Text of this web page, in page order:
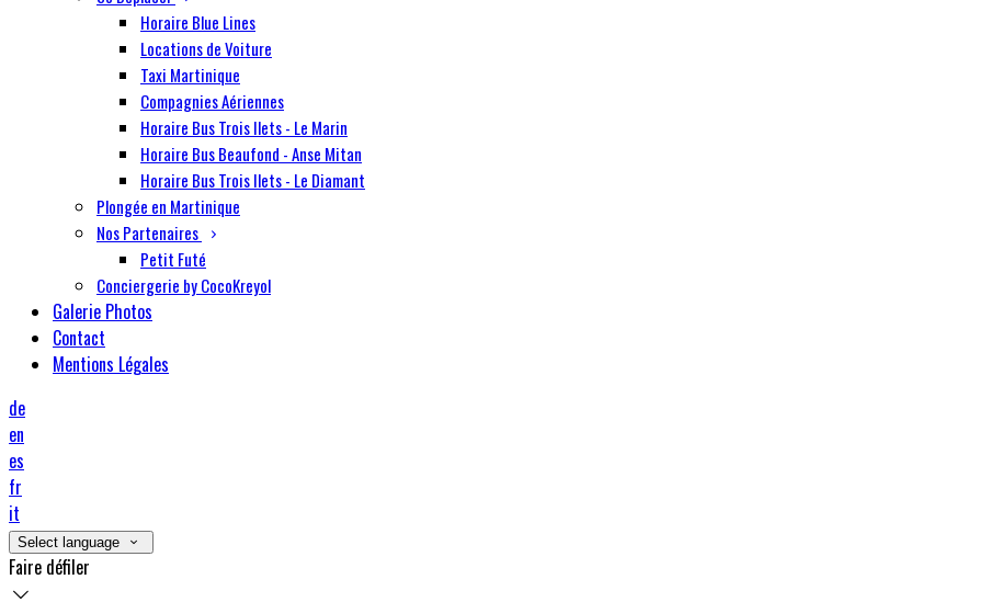
Horaire Blue Lines
Locations de Voiture
Taxi Martinique
Compagnies Aériennes
Horaire Bus Trois Ilets - Le Marin
Horaire Bus Beaufond - Anse Mitan
Horaire Bus Trois Ilets - Le Diamant
Plongée en Martinique
Nos Partenaires
Petit Futé
Conciergerie by CocoKreyol
Galerie Photos
Contact
Mentions Légales
de
en
es
fr
it
Select language
Faire défiler